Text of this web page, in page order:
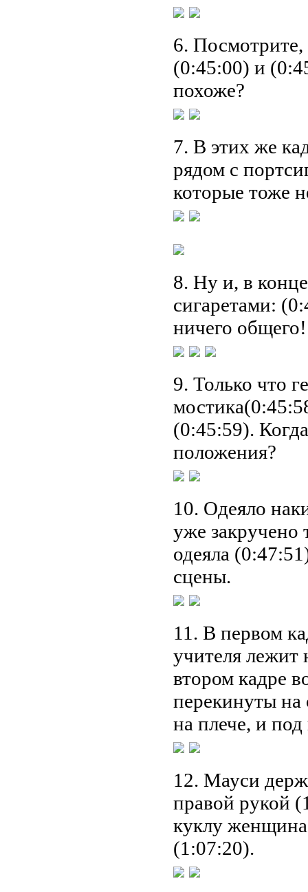
6. Посмотрите,
(0:45:00) и
похоже?
7. В этих же
рядом с
которые тоже
8. Ну и, в
сигаретами:
ничего общего!
9. Только что
(0:45:59).
положения?
10. Одеяло
уже закручено
одеяла
сцены.
11. В первом
учителя лежит
втором кадре
перекинуты на
на плече, и
12. Мауси
правой рукой
куклу женщина
(1:07:20).